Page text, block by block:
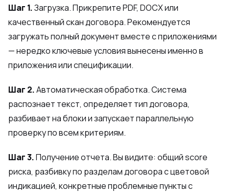
Шаг 1.Загрузка. Прикрепите PDF, DOCX или
качественный скан договора. Рекомендуется
загружать полный документ вместе с приложениями
— нередко ключевые условия вынесены именно в
приложения или спецификации.
Шаг 2.Автоматическая обработка. Система
распознает текст, определяет тип договора,
разбивает на блоки и запускает параллельную
проверку по всем критериям.
Шаг 3.Получение отчета. Вы видите: общий score
риска, разбивку по разделам договора с цветовой
индикацией, конкретные проблемные пункты с